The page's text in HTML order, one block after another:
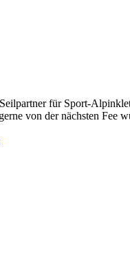
für Sport-
von der nächsten Fee